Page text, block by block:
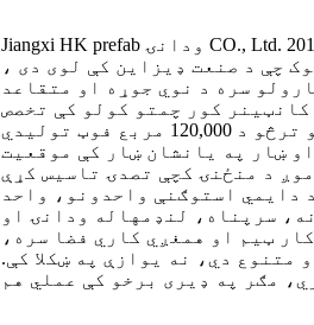
Jiangxi HK prefab ودانۍ CO., Ltd. یو کوچنی کاروبار دی کله چې دا په 2010
چې د صنعت ډیزاین کې لوی دی ،
سره د نوي جوړه او متقاعد
کور چمتو کولو کې تخصص
درلود. شرکت په 2016 کې پراخ شو ترڅو د 120,000 مربع فوټ تولیدي
ښار په یانشان ښار کې موقعیت
موږ د منځنۍ کچې تصدۍ تاسیس کړې
د دایمي استوګنې واحدونو، واحد
سرپناه، لنډمهاله ودانۍ او
ټیم او همغږي کاري فضا سره،
متنوع دي، نه یوازې په ښکلا کې.